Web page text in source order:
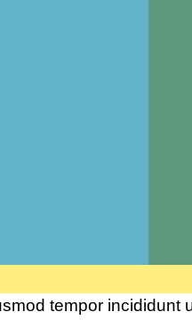
tempor incididunt